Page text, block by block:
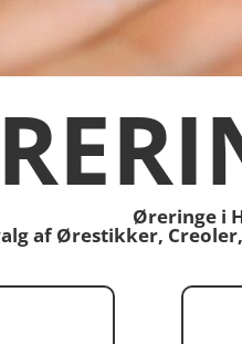
Øreringe i
af Ørestikker,